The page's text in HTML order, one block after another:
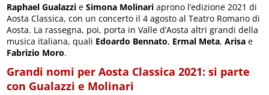
Raphael Gualazzi eSimona Molinari aprono l’edizione 2021 di
Aosta Classica, con un concerto il 4 agosto al Teatro Romano di
Aosta. La rassegna, poi, porta in Valle d’Aosta altri grandi della
musica italiana, quali Edoardo Bennato, Ermal Meta,Arisa e
Fabrizio Moro.
Grandi nomi per Aosta Classica 2021: si parte
con Gualazzi e Molinari